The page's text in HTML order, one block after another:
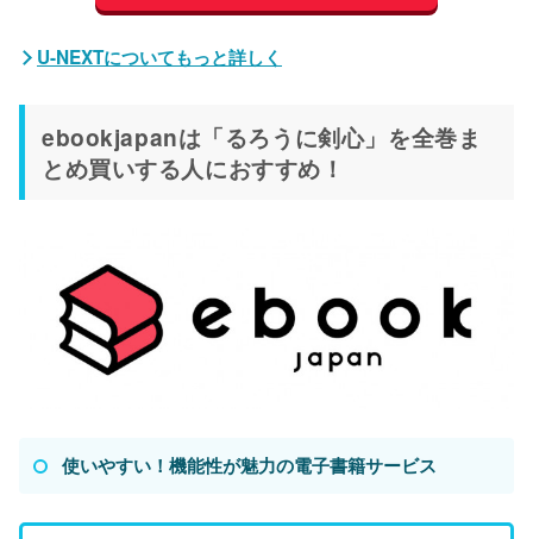
U-NEXTについてもっと詳しく
ebookjapanは「るろうに剣心」を全巻ま
とめ買いする人におすすめ！
使いやすい！機能性が魅力の電子書籍サービス